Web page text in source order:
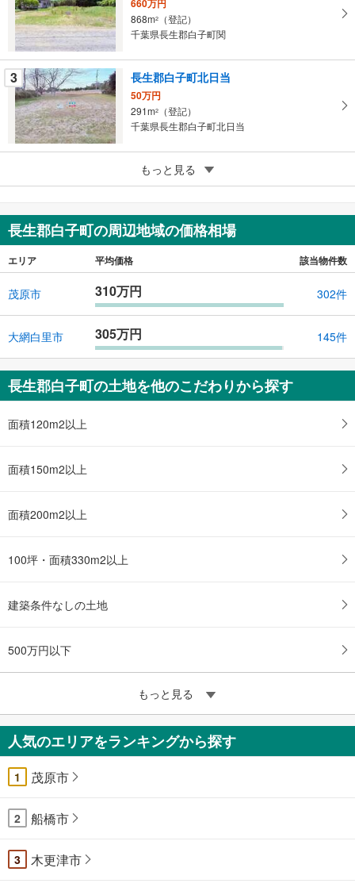
に
保
存
す
る
660万円
868m2
（登記）
千葉県長生郡白子町関
3 長生郡白子町北日当
50万円
291m2
（登記）
千葉県長生郡白子町北日当
長生郡白子町福島
70万円
千葉県長生郡白子町福島
もっと見る
長生郡白子町の周辺地域の価格相場
エリア 平均価格 該当物件数
茂原市 310万円 302件
大網白里市 305万円 145件
長生郡白子町の土地を他のこだわりから探す
面積120m2以上
面積150m2以上
面積200m2以上
100坪・面積330m2以上
建築条件なしの土地
500万円以下
もっと見る
人気のエリアをランキングから探す
1 茂原市
2 船橋市
3 木更津市